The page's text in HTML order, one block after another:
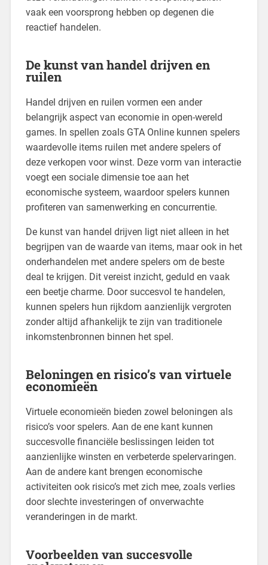
vaak een voorsprong hebben op degenen die
reactief handelen.
De kunst van handel drijven en
ruilen
Handel drijven en ruilen vormen een ander
belangrijk aspect van economie in open-wereld
games. In spellen zoals GTA Online kunnen spelers
waardevolle items ruilen met andere spelers of
deze verkopen voor winst. Deze vorm van interactie
voegt een sociale dimensie toe aan het
economische systeem, waardoor spelers kunnen
profiteren van samenwerking en concurrentie.
De kunst van handel drijven ligt niet alleen in het
begrijpen van de waarde van items, maar ook in het
onderhandelen met andere spelers om de beste
deal te krijgen. Dit vereist inzicht, geduld en vaak
een beetje charme. Door succesvol te handelen,
kunnen spelers hun rijkdom aanzienlijk vergroten
zonder altijd afhankelijk te zijn van traditionele
inkomstenbronnen binnen het spel.
Beloningen en risico’s van virtuele
economieën
Virtuele economieën bieden zowel beloningen als
risico’s voor spelers. Aan de ene kant kunnen
succesvolle financiële beslissingen leiden tot
aanzienlijke winsten en verbeterde spelervaringen.
Aan de andere kant brengen economische
activiteiten ook risico’s met zich mee, zoals verlies
door slechte investeringen of onverwachte
veranderingen in de markt.
Voorbeelden van succesvolle